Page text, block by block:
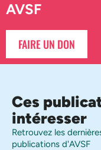
AVSF
FAIRE UN DON
Ces
intéresser
Retrouvez les
publications d'AVSF